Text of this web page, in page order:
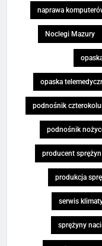
naprawa
Noclegi Mazury
opaska
podnośnik
podnośnik
producent sprężyn
produkcja
serwis
sprężyny